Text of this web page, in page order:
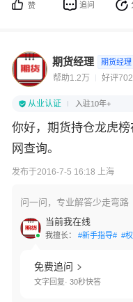
赞 追问
期货经理 期货经理
帮助1.2万 好评702
从业认证 入驻10年+
你好，期货持仓龙虎
网查询。
发布于2016-7-5 16:18 上海
问一问，专业解答少走弯路
当前我在线
我擅长： #新手指导# #
免费追问
文字回复· 30秒快答